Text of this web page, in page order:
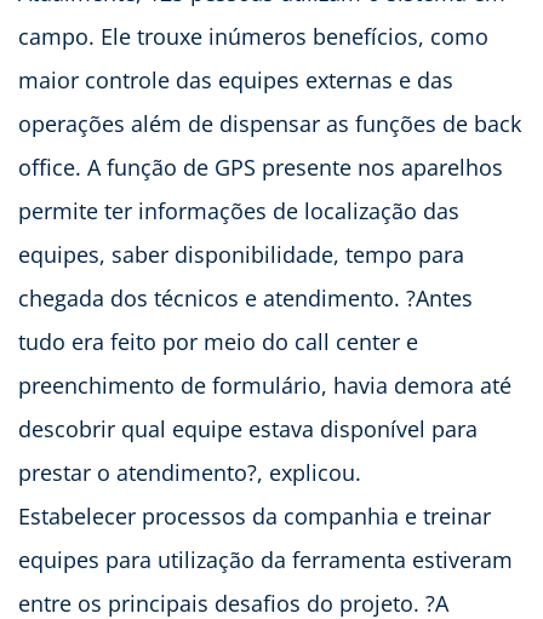
campo. Ele trouxe inúmeros benefícios, como
maior controle das equipes externas e das
operações além de dispensar as funções de back
office. A função de GPS presente nos aparelhos
permite ter informações de localização das
equipes, saber disponibilidade, tempo para
chegada dos técnicos e atendimento. ?Antes
tudo era feito por meio do call center e
preenchimento de formulário, havia demora até
descobrir qual equipe estava disponível para
prestar o atendimento?, explicou.
Estabelecer processos da companhia e treinar
equipes para utilização da ferramenta estiveram
entre os principais desafios do projeto. ?A